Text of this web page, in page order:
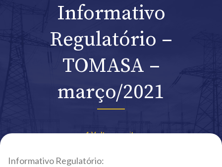
Informativo
Regulatório –
TOMASA –
março/2021
Voltar ao site
Informativo Regulatório: